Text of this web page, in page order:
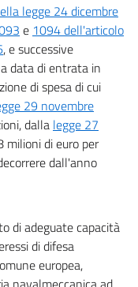
legge 24 dicembre
e 1094 dell'articolo
, e successive
data di entrata in
di spesa di cui
29 novembre
dalla legge 27
milioni di euro per
dall'anno
di adeguate capacità
di difesa
europea,